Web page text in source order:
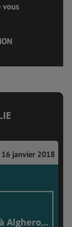
vous
16 janvier 2018
Alghero,..